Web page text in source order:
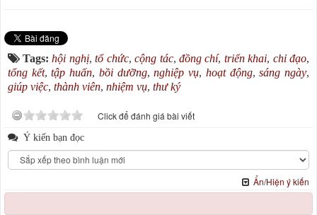
Tags:hội nghị,tổ chức,cộng tác, đồng chí, triển khai, chỉ đạo,
tổng kết,tập huấn, bồi dưỡng,nghiệp vụ, hoạt động,sáng ngày,
giúp việc, thành viên, nhiệm vụ, thư ký
Click để đánh giá bài viết
Ý kiến bạn đọc
Ẩn/Hiện ý kiến